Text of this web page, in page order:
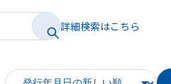
詳細検索はこちら